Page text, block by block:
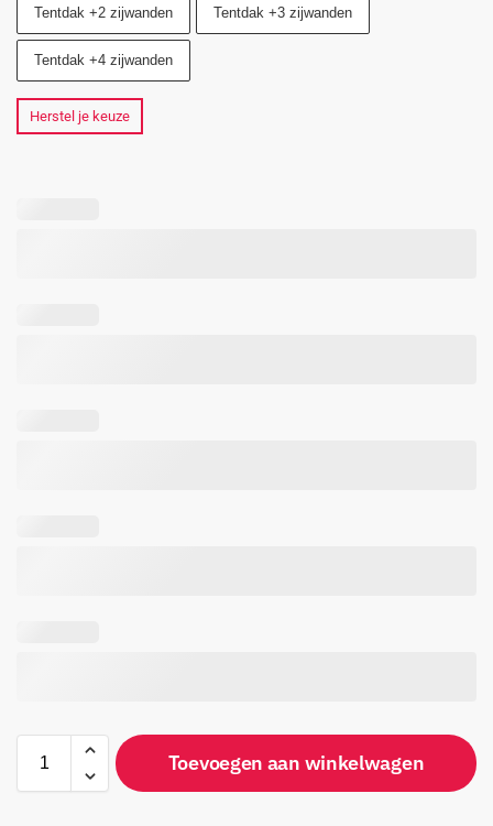
Tentdak +2 zijwanden Tentdak +3 zijwanden
Tentdak +4 zijwanden
Herstel je keuze
Toevoegen aan winkelwagen